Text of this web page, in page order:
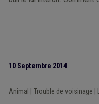
10 Septembre 2014
Animal Trouble de voisinage